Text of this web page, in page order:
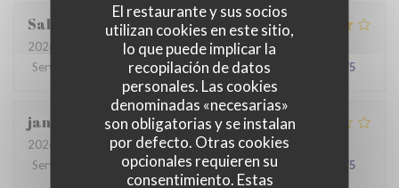
El restaurante y sus socios
utilizan cookies en este sitio,
lo que puede implicar la
recopilación de datos
personales. Las cookies
denominadas «necesarias»
son obligatorias y se instalan
por defecto. Otras cookies
opcionales requieren su
consentimiento. Estas
Sabrina
2026-07-25
- 21:00 - Invitados 2
Servicio
Ambiente:4 /5 Menú: 4 /5 Calidad / Precio /5
jan
2026-07-28
- 19:30 - Invitados 2
Servicio
Ambiente:3/5 Menú :3/5 Calidad / Precio /5